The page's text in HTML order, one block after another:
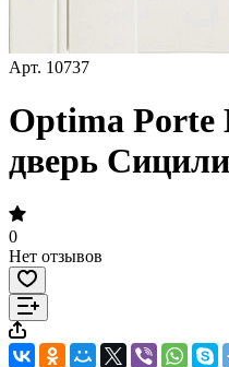
Арт. 10737
Optima
дверь
0
Нет отзывов